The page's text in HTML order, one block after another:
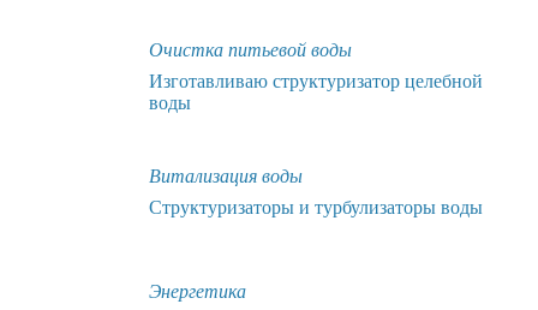
Очистка питьевой воды
Изготавливаю структуризатор целебной
воды
Витализация воды
Структуризаторы и турбулизаторы воды
Энергетика